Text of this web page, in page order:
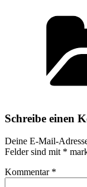
Schreibe einen
Deine E-Mail-
Felder sind mit *
Kommentar *